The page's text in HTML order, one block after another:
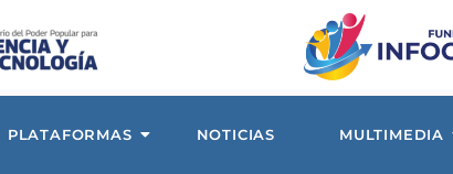
PLATAFORMAS NOTICIAS MULTIMEDIA